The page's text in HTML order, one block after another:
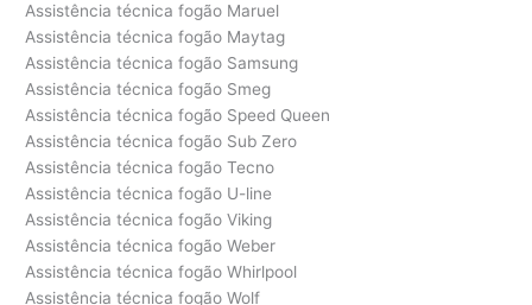
Assistência técnica fogão Maruel
Assistência técnica fogão Maytag
Assistência técnica fogão Samsung
Assistência técnica fogão Smeg
Assistência técnica fogão Speed Queen
Assistência técnica fogão Sub Zero
Assistência técnica fogão Tecno
Assistência técnica fogão U-line
Assistência técnica fogão Viking
Assistência técnica fogão Weber
Assistência técnica fogão Whirlpool
Assistência técnica fogão Wolf